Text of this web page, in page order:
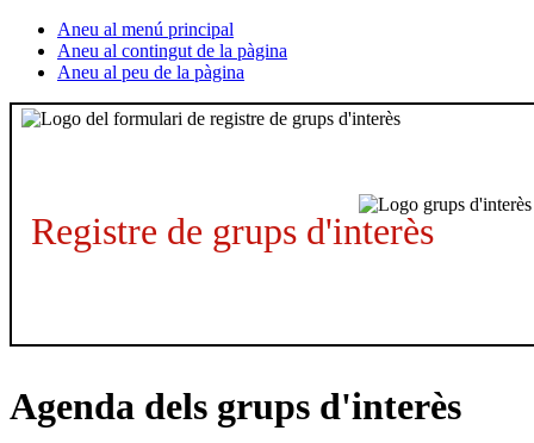
Aneu al menú principal
Aneu al contingut de la pàgina
Aneu al peu de la pàgina
Registre de grups d'interès
Agenda dels grups d'interès